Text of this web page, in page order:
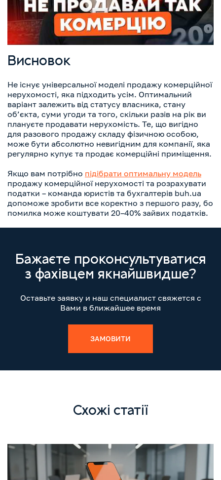
Висновок
Не існує універсальної моделі продажу комерційної
нерухомості, яка підходить усім. Оптимальний
варіант залежить від статусу власника, стану
об’єкта, суми угоди та того, скільки разів на рік ви
плануєте продавати нерухомість. Те, що вигідно
для разового продажу складу фізичною особою,
може бути абсолютно невигідним для компанії, яка
регулярно купує та продає комерційні приміщення.
Якщо вам потрібно підібрати оптимальну модель
продажу комерційної нерухомості та розрахувати
податки – команда юристів та бухгалтерів buh.ua
допоможе зробити все коректно з першого разу, бо
помилка може коштувати 20–40% зайвих податків.
Бажаєте проконсультуватися
з фахівцем якнайшвидше?
Оставьте заявку и наш специалист свяжется с
Вами в ближайшее время
ЗАМОВИТИ
Схожі статії